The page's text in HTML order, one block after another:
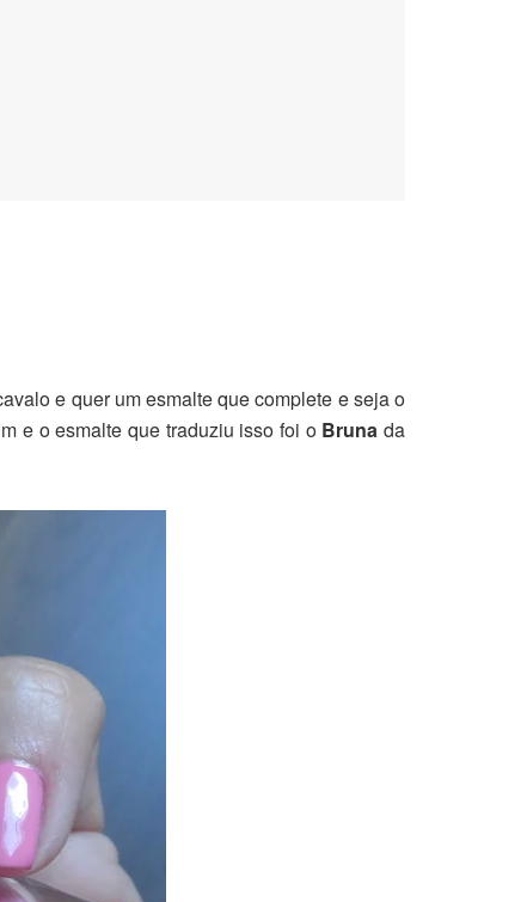
e quer um esmalte que complete e seja o
e o esmalte que traduziu isso foi o Bruna da